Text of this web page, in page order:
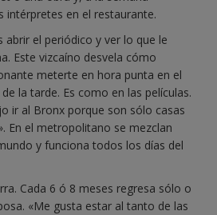
intérpretes en el restaurante.
abrir el periódico y ver lo que le
Este vizcaíno desvela cómo
meterte en hora punta en el
la tarde. Es como en las películas.
ir al Bronx porque son sólo casas
En el metropolitano se mezclan
y funciona todos los días del
Cada 6 ó 8 meses regresa sólo o
«Me gusta estar al tanto de las